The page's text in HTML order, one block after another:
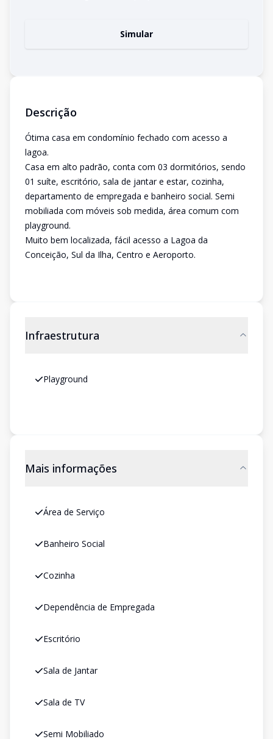
Simular
Descrição
Ótima casa em condomínio fechado com acesso a
lagoa.
Casa em alto padrão, conta com 03 dormitórios, sendo
01 suíte, escritório, sala de jantar e estar, cozinha,
departamento de empregada e banheiro social. Semi
mobiliada com móveis sob medida, área comum com
playground.
Muito bem localizada, fácil acesso a Lagoa da
Conceição, Sul da Ilha, Centro e Aeroporto.
Infraestrutura
Playground
Mais informações
Área de Serviço
Banheiro Social
Cozinha
Dependência de Empregada
Escritório
Sala de Jantar
Sala de TV
Semi Mobiliado